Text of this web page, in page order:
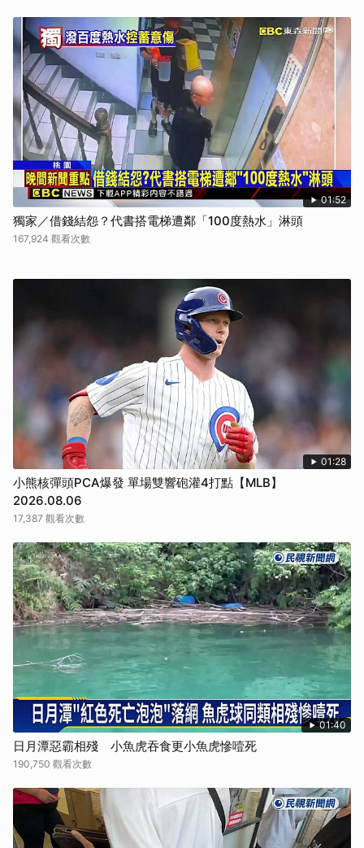
01:52
獨家／借錢結怨？代書搭電梯遭鄰「100度熱水」淋頭
167,924 觀看次數
01:28
小熊核彈頭PCA爆發 單場雙響砲灌4打點【MLB】
2026.08.06
17,387 觀看次數
01:40
日月潭惡霸相殘 小魚虎吞食更小魚虎慘噎死
190,750 觀看次數